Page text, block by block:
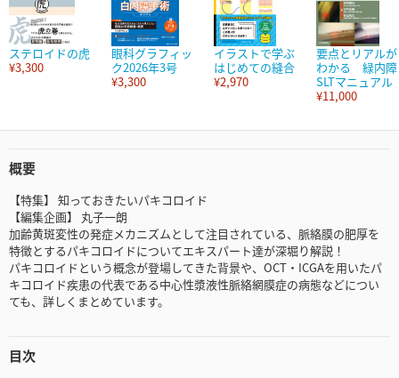
ステロイドの虎
¥3,300
眼科グラフィッ
ク2026年3号
¥3,300
イラストで学ぶ
はじめての縫合
¥2,970
要点とリアルが
わかる 緑内障
SLTマニュアル
¥11,000
概要
【特集】 知っておきたいパキコロイド
【編集企画】 丸子一朗
加齢黄斑変性の発症メカニズムとして注目されている、脈絡膜の肥厚を
特徴とするパキコロイドについてエキスパート達が深堀り解説！
パキコロイドという概念が登場してきた背景や、OCT・ICGAを用いたパ
キコロイド疾患の代表である中心性漿液性脈絡網膜症の病態などについ
ても、詳しくまとめています。
目次